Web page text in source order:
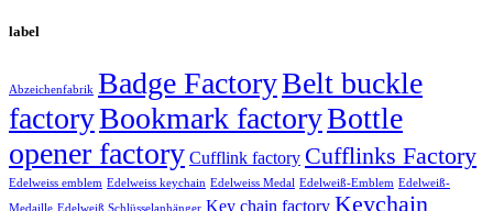
label
Abzeichenfabrik Badge FactoryBelt buckle
factoryBookmark factoryBottle
opener factory Cufflink factory Cufflinks Factory
Edelweiss emblem Edelweiss keychain Edelweiss Medal Edelweiß-Emblem Edelweiß-
Medaille Edelweiß Schlüsselanhänger Key chain factory Keychain